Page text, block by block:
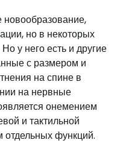
но в некоторых
у него есть и другие
с размером и
на спине в
на нервные
онемением
и тактильной
отдельных функций.